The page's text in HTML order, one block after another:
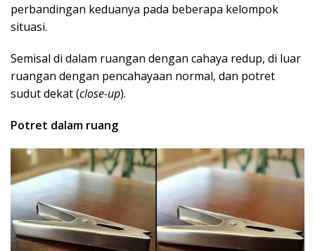
perbandingan keduanya pada beberapa kelompok
situasi.
Semisal di dalam ruangan dengan cahaya redup, di luar
ruangan dengan pencahayaan normal, dan potret
sudut dekat (close-up).
Potret dalam ruang